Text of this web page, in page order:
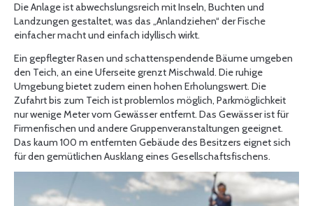
Die Anlage ist abwechslungsreich mit Inseln, Buchten und
Landzungen gestaltet, was das „Anlandziehen“ der Fische
einfacher macht und einfach idyllisch wirkt.
Ein gepflegter Rasen und schattenspendende Bäume umgeben
den Teich, an eine Uferseite grenzt Mischwald. Die ruhige
Umgebung bietet zudem einen hohen Erholungswert. Die
Zufahrt bis zum Teich ist problemlos möglich, Parkmöglichkeit
nur wenige Meter vom Gewässer entfernt. Das Gewässer ist für
Firmenfischen und andere Gruppenveranstaltungen geeignet.
Das kaum 100 m entfernten Gebäude des Besitzers eignet sich
für den gemütlichen Ausklang eines Gesellschaftsfischens.